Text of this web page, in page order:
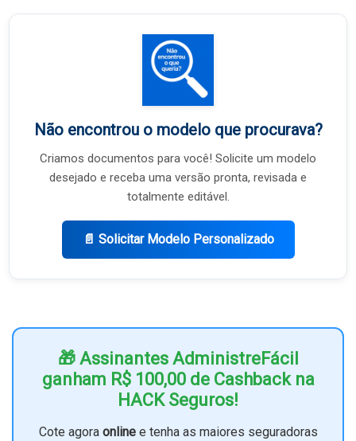
Não encontrou o modelo que procurava?
Criamos documentos para você! Solicite um modelo
desejado e receba uma versão pronta, revisada e
totalmente editável.
📄 Solicitar Modelo Personalizado
🎁 Assinantes AdministreFácil
ganham R$ 100,00 de Cashback na
HACK Seguros!
Cote agora onlinee tenha as maiores seguradoras